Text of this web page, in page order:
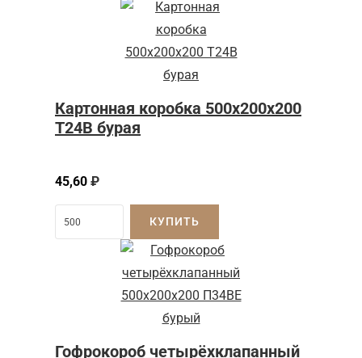
Картонная коробка 500x200x200
Т24B бурая
45,60 ₽
КУПИТЬ
Гофрокороб четырёхклапанный